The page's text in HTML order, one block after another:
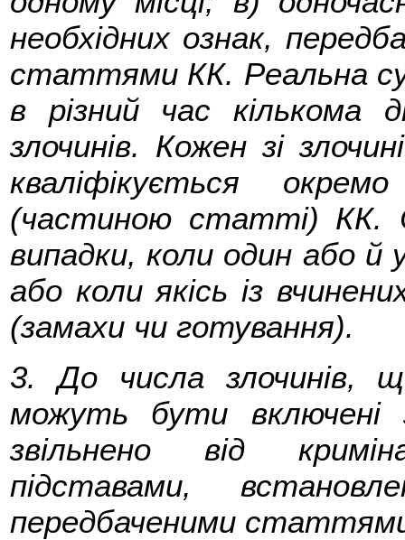
необхідних ознак,
статтями КК. Реальна
в різний час кількома
злочинів. Кожен зі
кваліфікується
(частиною статті) КК.
випадки, коли один або й
або коли якісь із
(замахи чи готування).
3. До числа злочинів,
можуть бути включені
звільнено від
підставами,
передбаченими